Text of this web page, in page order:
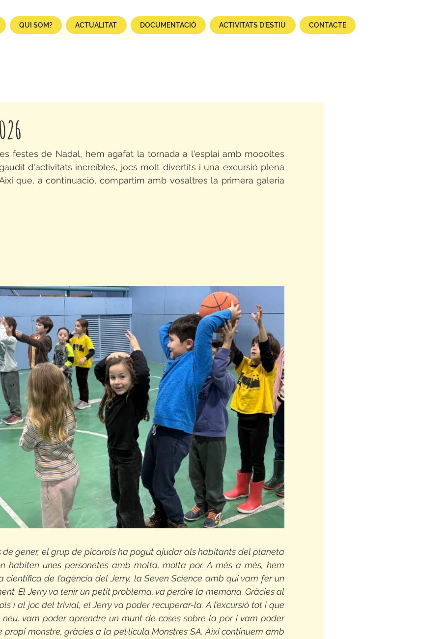
QUI SOM? ACTUALITAT DOCUMENTACIÓ ACTIVITATS D'ESTIU CONTACTE
festes de Nadal, hem agafat la tornada a l'esplai amb moooltes
d'activitats increïbles, jocs molt divertits i una excursió plena
que, a continuació, compartim amb vosaltres la primera galeria
de gener, el grup de picarols ha pogut ajudar als habitants del planeta
habiten unes personetes amb molta, molta por. A més a més, hem
científica de l’agència del Jerry, la Seven Science amb qui vam fer un
El Jerry va tenir un petit problema, va perdre la memòria. Gràcies al
i al joc del trivial, el Jerry va poder recuperar-la. A l’excursió tot i que
neu, vam poder aprendre un munt de coses sobre la por i vam poder
propi monstre, gràcies a la pel·lícula Monstres SA. Així continuem amb